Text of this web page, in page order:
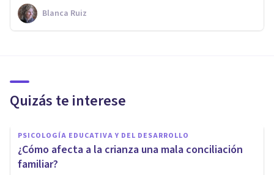
Blanca Ruiz
Quizás te interese
PSICOLOGÍA EDUCATIVA Y DEL DESARROLLO
¿Cómo afecta a la crianza una mala conciliación
familiar?